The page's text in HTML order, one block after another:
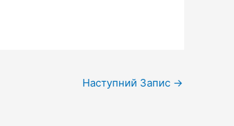
Наступний Запис →